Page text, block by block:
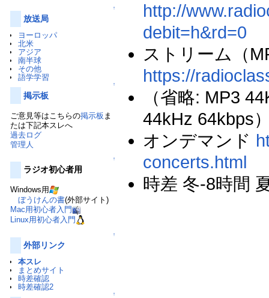
↑
放送局
ヨーロッパ
北米
アジア
南半球
その他
語学学習
↑
掲示板
ご意見等はこちらの掲示板 ま
たは下記本スレへ
過去ログ
管理人
↑
ラジオ初心者用
Windows用
ぼうけんの書(外部サイト)
Mac用初心者入門
Linux用初心者入門
↑
外部リンク
本スレ
まとめサイト
時差確認
時差確認2
↑
http://
debit=h&rd=0
ストリーム（
https://
（省略: MP3
44kHz 64kbps
オンデマンド
concerts.html
時差 冬-8時間